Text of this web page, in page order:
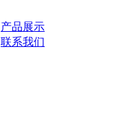
产品展示
联系我们